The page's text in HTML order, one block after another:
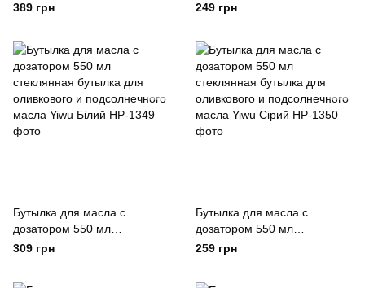
мерной шкалой Черный TS
389 грн
стеклянная Yiwu
249 грн
Бутылка для масла с
дозатором 550 мл
стеклянная бутылка для
309 грн
Бутылка для масла с
дозатором 550 мл
стеклянная бутылка для
259 грн